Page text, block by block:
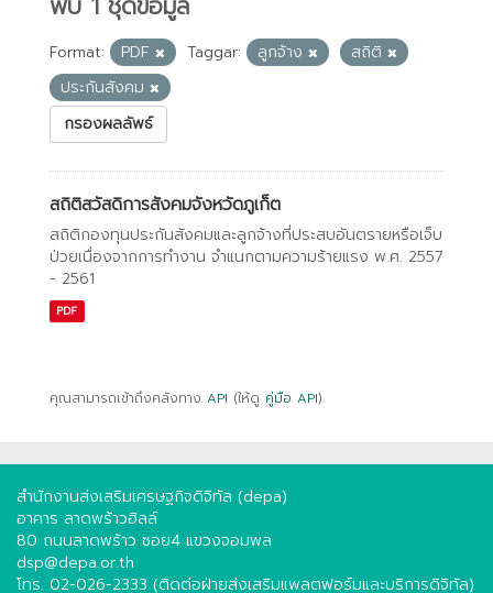
Format: PDF Taggar: ลูกจ้าง
สถิติ
ประกันสังคม
กรองผลลัพธ์
สถิติสวัสดิการสังคมจังหวัดภูเก็ต
สถิติกองทุนประกันสังคมและลูกจ้างที่ประสบอันตรายหรือเจ็บ
ป่วยเนื่องจากการทํางาน จําแนกตามความร้ายแรง พ.ศ. 2557
- 2561
PDF
คุณสามารถเข้าถึงคลังทาง API (ให้ดู คู่มือ API).
สำนักงานส่งเสริมเศรษฐกิจดิจิทัล (depa)
อาคาร ลาดพร้าวฮิลล์
80 ถนนลาดพร้าว ซอย4 แขวงจอมพล
dsp@depa.or.th
โทร. 02-026-2333 (ติดต่อฝ่ายส่งเสริมแพลตฟอร์มและบริการดิจิทัล)